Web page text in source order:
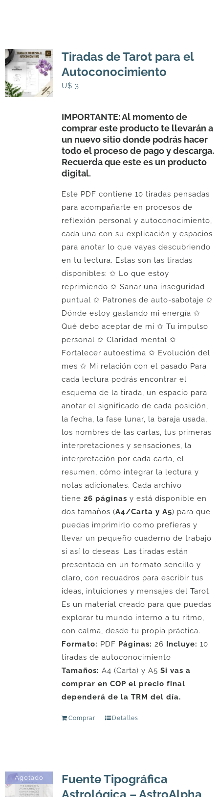
Tiradas de Tarot para el
Autoconocimiento
U$ 3
IMPORTANTE: Al momento de
comprar este producto te llevarán a
un nuevo sitio donde podrás hacer
todo el proceso de pago y descarga.
Recuerda que este es un producto
digital.
Este PDF contiene 10 tiradas pensadas
para acompañarte en procesos de
reflexión personal y autoconocimiento,
cada una con su explicación y espacios
para anotar lo que vayas descubriendo
en tu lectura. Estas son las tiradas
disponibles: ✩ Lo que estoy
reprimiendo ✩ Sanar una inseguridad
puntual ✩ Patrones de auto-sabotaje ✩
Dónde estoy gastando mi energía ✩
Qué debo aceptar de mi ✩ Tu impulso
personal ✩ Claridad mental ✩
Fortalecer autoestima ✩ Evolución del
mes ✩ Mi relación con el pasado Para
cada lectura podrás encontrar el
esquema de la tirada, un espacio para
anotar el significado de cada posición,
la fecha, la fase lunar, la baraja usada,
los nombres de las cartas, tus primeras
interpretaciones y sensaciones, la
interpretación por cada carta, el
resumen, cómo integrar la lectura y
notas adicionales. Cada archivo
tiene 26 páginas y está disponible en
dos tamaños (A4/Carta y A5) para que
puedas imprimirlo como prefieras y
llevar un pequeño cuaderno de trabajo
si así lo deseas. Las tiradas están
presentada en un formato sencillo y
claro, con recuadros para escribir tus
ideas, intuiciones y mensajes del Tarot.
Es un material creado para que puedas
explorar tu mundo interno a tu ritmo,
con calma, desde tu propia práctica.
Formato: PDF Páginas: 26 Incluye: 10
tiradas de autoconocimiento
Tamaños: A4 (Carta) y A5 Si vas a
comprar en COP el precio final
dependerá de la TRM del día.
Comprar Detalles
Agotado
Fuente Tipográfica